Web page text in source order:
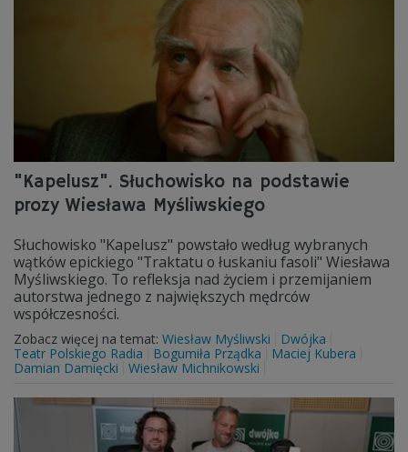
"Kapelusz". Słuchowisko na podstawie
prozy Wiesława Myśliwskiego
Słuchowisko "Kapelusz" powstało według wybranych
wątków epickiego "Traktatu o łuskaniu fasoli" Wiesława
Myśliwskiego. To refleksja nad życiem i przemijaniem
autorstwa jednego z największych mędrców
współczesności.
Zobacz więcej na temat: Wiesław Myśliwski
Dwójka
Teatr Polskiego Radia
Bogumiła Prządka
Maciej Kubera
Damian Damięcki
Wiesław Michnikowski